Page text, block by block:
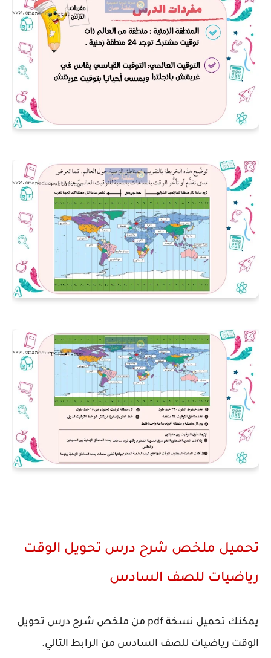
تحميل ملخص شرح درس تحويل الوقت
رياضيات للصف السادس
يمكنك تحميل نسخة pdf من ملخص شرح درس تحويل
الوقت رياضيات للصف السادس من الرابط التالي.